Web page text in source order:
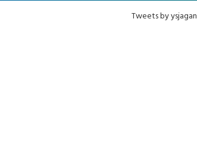
Tweets by ysjagan